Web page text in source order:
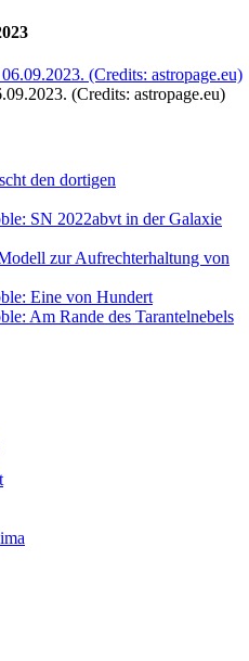
(Credits: astropage.eu)
den dortigen
SN 2022abvt in der Galaxie
zur Aufrechterhaltung von
Eine von Hundert
Am Rande des Tarantelnebels